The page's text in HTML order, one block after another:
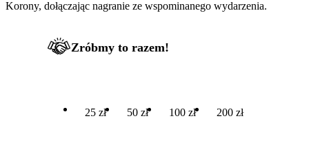
Korony, dołączając nagranie ze wspominanego wydarzenia.
Zróbmy to razem!
25 zł 50 zł 100 zł 200 zł